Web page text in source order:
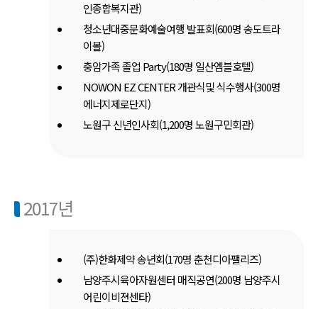
인종합복지관)
청소년대중문화예술여행 발표회(600명 송도트라
이볼)
충암가족 졸업 Party(180명 일산엠블호텔)
NOWON EZ CENTER 개관식및 식수행사(300명
에너지제로단지)
노원구 신년인사회(1,200명 노원구민회관)
2017년
(주)한화제약 송년회(170명 춘천디아팰리즈)
남양주시육아자원센터 매직공연(200명 남양주시
어린이비젼센타)